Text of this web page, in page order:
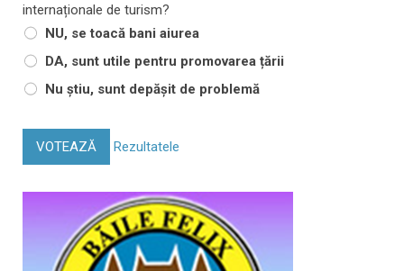
internaționale de turism?
NU, se toacă bani aiurea
DA, sunt utile pentru promovarea țării
Nu știu, sunt depășit de problemă
VOTEAZĂ Rezultatele